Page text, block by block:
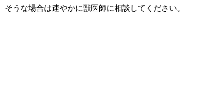
そうな場合は速やかに獣医師に相談してください。